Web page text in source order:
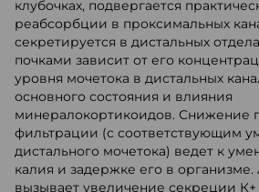
клубочках, подвергается
реабсорбции в проксимальных
секретируется в дистальных
почками зависит от его
уровня мочетока в дистальных
основного состояния и влияния
минералокортикоидов. Снижение
фильтрации (с соответствующим
дистального мочетока) ведет к
калия и задержке его в организме.
вызывает увеличение секреции К+